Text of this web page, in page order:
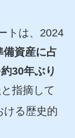
トは、2024
備資産に占
30年ぶり
と指摘して
ける歴史的